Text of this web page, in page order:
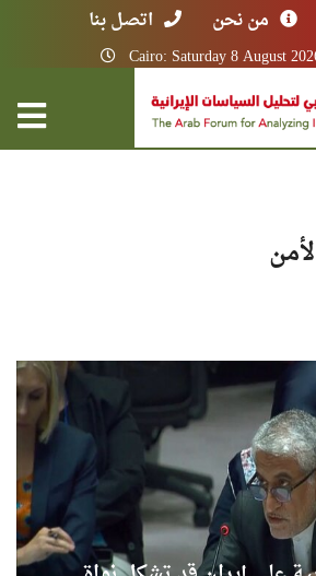
من نحن اتصل بنا
Cairo: Saturday 8 August